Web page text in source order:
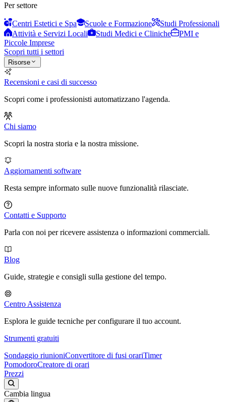
Per settore
Centri Estetici e Spa Scuole e Formazione
Studi Professionali
Attività e Servizi Locali
Studi Medici e Cliniche
PMI e
Piccole Imprese
Scopri tutti i settori
Risorse
Recensioni e casi di successo
Scopri come i professionisti automatizzano l'agenda.
Chi siamo
Scopri la nostra storia e la nostra missione.
Aggiornamenti software
Resta sempre informato sulle nuove funzionalità rilasciate.
Contatti e Supporto
Parla con noi per ricevere assistenza o informazioni commerciali.
Blog
Guide, strategie e consigli sulla gestione del tempo.
Centro Assistenza
Esplora le guide tecniche per configurare il tuo account.
Strumenti gratuiti
Sondaggio riunioniConvertitore di fusi orariTimer
PomodoroCreatore di orari
Prezzi
Cambia lingua